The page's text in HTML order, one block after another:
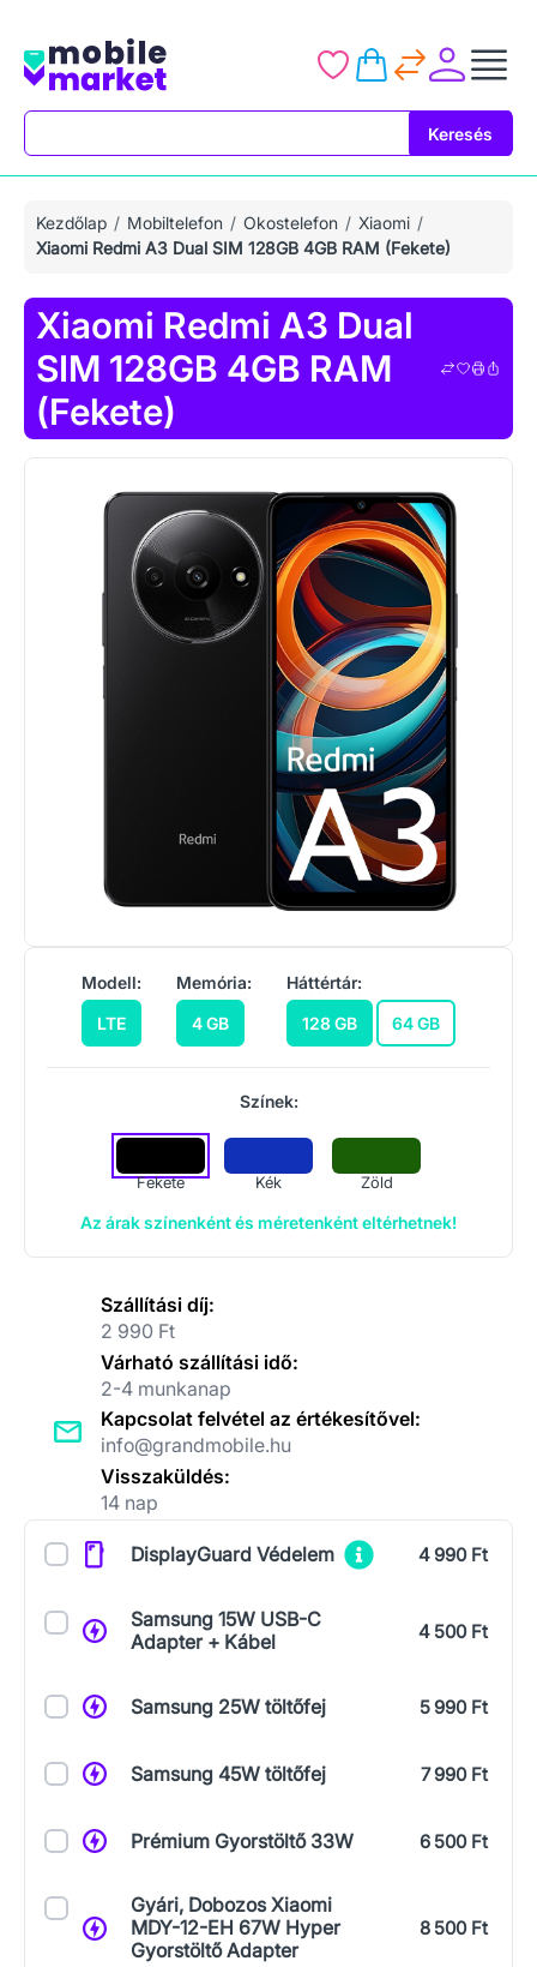
Keresés
Kezdőlap Mobiltelefon Okostelefon
Xiaomi
Xiaomi Redmi A3 Dual SIM 128GB 4GB RAM (Fekete)
Xiaomi Redmi A3 Dual
SIM 128GB 4GB RAM
(Fekete)
Modell:
LTE
Memória:
4 GB
Háttértár:
128 GB
64 GB
Színek:
Fekete Kék Zöld
Az árak színenként és méretenként eltérhetnek!
Szállítási díj:
2 990 Ft
Várható szállítási idő:
2-4 munkanap
Kapcsolat felvétel az értékesítővel:
info@grandmobile.hu
Visszaküldés:
14 nap
KiegészítőkDisplayGuard Védelem 4 990 Ft
Samsung 15W USB-C
Adapter + Kábel
4 500 Ft
Samsung 25W töltőfej 5 990 Ft
Samsung 45W töltőfej 7 990 Ft
Prémium Gyorstöltő 33W 6 500 Ft
Gyári, Dobozos Xiaomi
MDY-12-EH 67W Hyper
Gyorstöltő Adapter
8 500 Ft